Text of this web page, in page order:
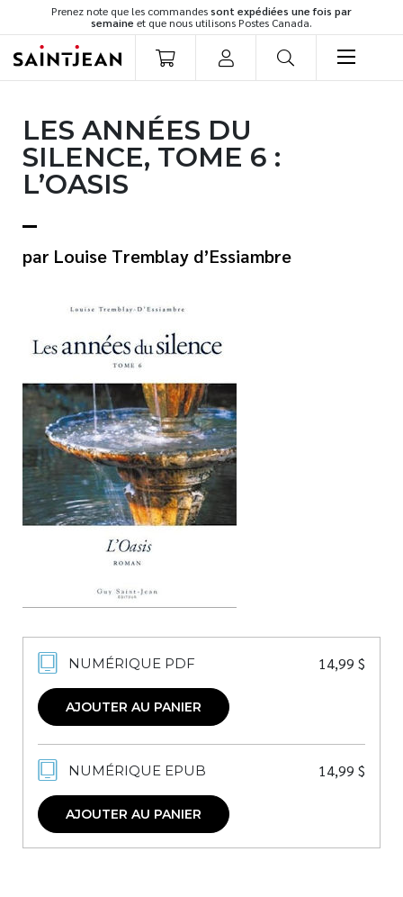
Prenez note que les commandessont expédiées une fois par
semaine et que nous utilisons Postes Canada.
Romans
Cuisine
Développement personnel
Famille
Vie pratique
Nouveautés
Numérique
Livres audio
Meilleurs vendeurs
CONTACT
LES ANNÉES DU
SILENCE, TOME 6 :
L’OASIS
Louise Tremblay d’Essiambre
NUMÉRIQUE PDF 14,99 $
AJOUTER AU PANIER
NUMÉRIQUE EPUB 14,99 $
AJOUTER AU PANIER